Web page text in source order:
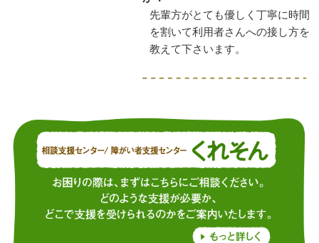
先輩方がとても優しく丁寧に時間
を割いて利用者さんへの接し方を
教えて下さいます。